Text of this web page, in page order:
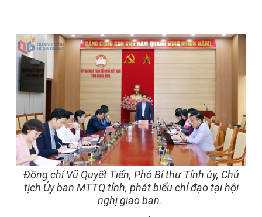
Đồng chí Vũ Quyết Tiến, Phó Bí thư Tỉnh ủy, Chủ
tịch Ủy ban MTTQ tỉnh, phát biểu chỉ đạo tại hội
nghị giao ban.